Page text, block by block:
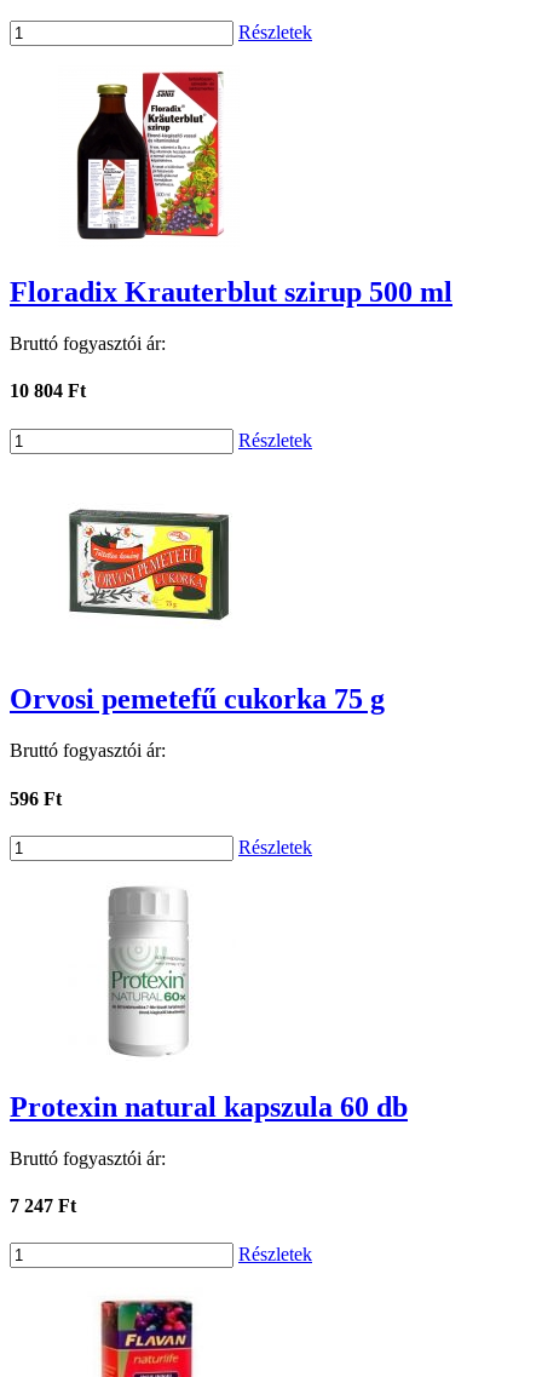
Részletek
Floradix Krauterblut szirup 500 ml
Bruttó fogyasztói ár:
10 804 Ft
Részletek
Orvosi pemetefű cukorka 75 g
Bruttó fogyasztói ár:
596 Ft
Részletek
Protexin natural kapszula 60 db
Bruttó fogyasztói ár:
7 247 Ft
Részletek